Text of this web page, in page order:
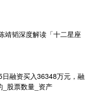
靖韬深度解读「十二星座
融资买入36348万元，融
股票数量_资产